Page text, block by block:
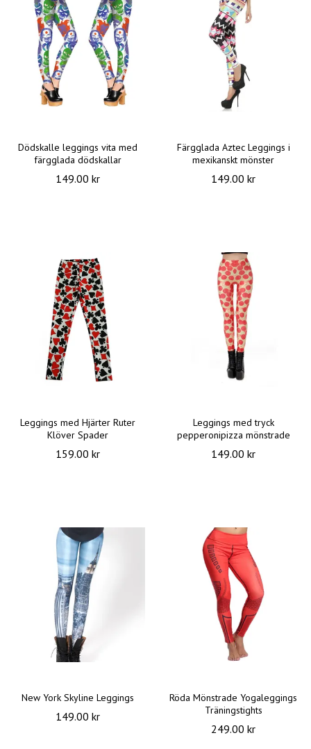
Dödskalle leggings vita med
färgglada dödskallar
149.00 kr
Färgglada Aztec Leggings i
mexikanskt mönster
149.00 kr
Leggings med Hjärter Ruter
Klöver Spader
159.00 kr
Leggings med tryck
pepperonipizza mönstrade
149.00 kr
New York Skyline Leggings
149.00 kr
Röda Mönstrade Yogaleggings
Träningstights
249.00 kr